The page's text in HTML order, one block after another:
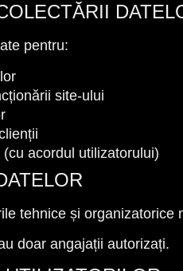
pentru:
site-ului
acordul utilizatorului)
tehnice și
doar angajații autorizați.